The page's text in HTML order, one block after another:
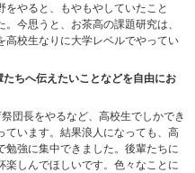
をやると、もやもやしていたこと
今思うと、お茶高の課題研究は、
高校生なりに大学レベルでやってい
ちへ伝えたいことなどを自由にお
団長をやるなど、高校生でしかでき
ています。結果浪人になっても、高
強に集中できました。後輩たちに
しんでほしいです。色々なことに